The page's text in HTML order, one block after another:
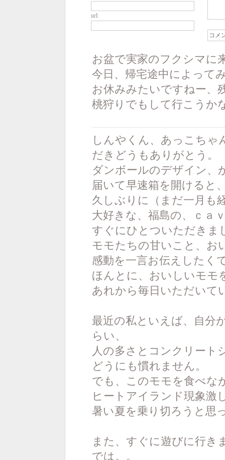
url:
お盆で実家のフクシマに
今日、帰宅途中によって
お休みみたいですねー、
桃狩りでもして行こうか
しんやくん、あっこちゃ
だきどうもありがとう。
ダンボールのデザイン、
届いて早速箱を開けると
久しぶりに（まだ一月も
大好きな、福島の、ｃａ
すぐにひとついただきま
モモたちの甘いこと、お
感動を一言お伝えしたく
ほんとに、おいしいモモ
あれから毎日いただいて
最近の私といえば、自分
らい、
人の多さとコンクリート
どうにも慣れません。
でも、このモモを食べな
ヒートアイランド現象激
暑い夏を乗り切ろうと思
また、すぐに遊びに行き
では。。